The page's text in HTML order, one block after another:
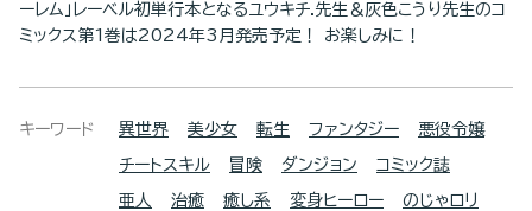
ーレム」レーベル初単行本となるユウキチ.先生＆灰色こうり先生のコ
ミックス第1巻は2024年3月発売予定！ お楽しみに！
キーワード 異世界 美少女 転生 ファンタジー 悪役令嬢
チートスキル 冒険 ダンジョン コミック誌
亜人 治癒 癒し系 変身ヒーロー のじゃロリ